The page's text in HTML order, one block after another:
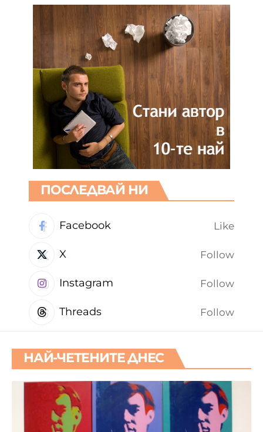
ПОСЛЕДВАЙ НИ
Facebook Like
X Follow
Instagram Follow
Threads Follow
НАЙ-ЧЕТЕНИТЕ ДНЕС